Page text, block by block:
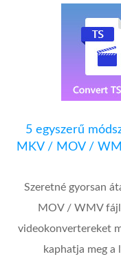
5 egyszerű
MKV / MOV /
Szeretné gyorsan
MOV / WMV
videokonvertereket
kaphatja meg a